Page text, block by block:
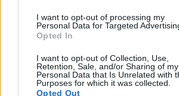
I want to opt-out of processing my
Personal Data for Targeted
Opted In
I want to opt-out of Collection, Use,
Retention, Sale, and/or Sharing of my
Personal Data that Is Unrelated with
Purposes for which it was collected.
Opted Out